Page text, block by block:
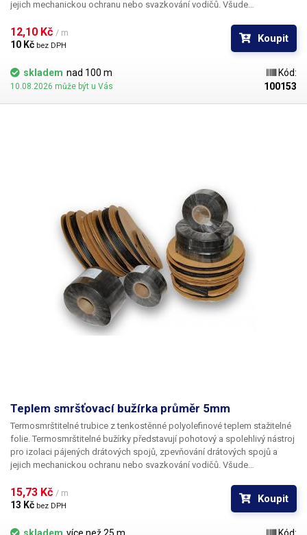
jejich mechanickou ochranu nebo svazkování vodičů. Všude
elektrikářská izolační páska je nyní možné nasadit teplem smrštitelné
fólie.
12,10 Kč / m
10 Kč bez DPH
Koupit
skladem nad 100 m
10.08.2026 může být u Vás
Kód:
100153
Teplem smršťovací bužírka průměr 5mm
Termosmrštitelné trubice z tenkostěnné polyolefinové teplem stažitelné
folie. Termosmrštitelné bužírky představují pohotový a spolehlivý nástroj
pro izolaci pájených drátových spojů, zpevňování drátových spojů a
jejich mechanickou ochranu nebo svazkování vodičů. Všude
elektrikářská izolační páska je nyní možné nasadit teplem smrštitelné
fólie.
15,73 Kč / m
13 Kč bez DPH
Koupit